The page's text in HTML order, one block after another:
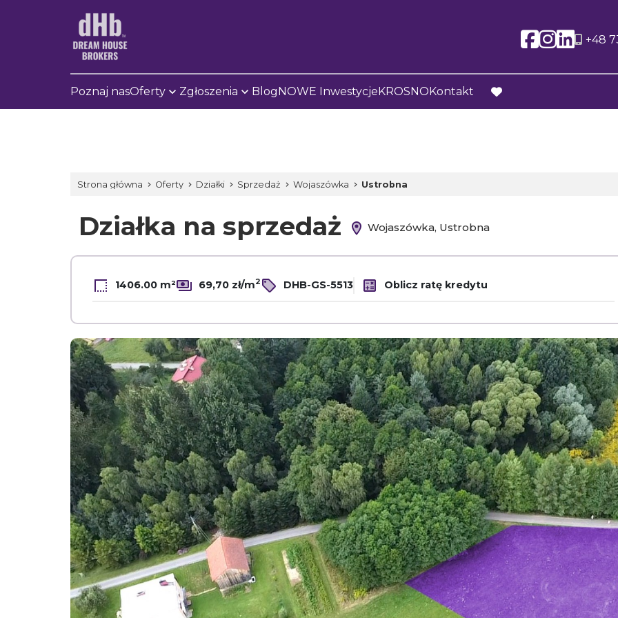
Social
+48
Poznaj nasOferty Zgłoszenia BlogNOWE InwestycjeKROSNOKontakt
favorite
Strona główna Oferty Działki Sprzedaż Wojaszówka Ustrobna
Działka na sprzedaż Wojaszówka, Ustrobna
1406.00 m² 69,70 zł/m2 DHB-GS-5513 Oblicz ratę kredytu